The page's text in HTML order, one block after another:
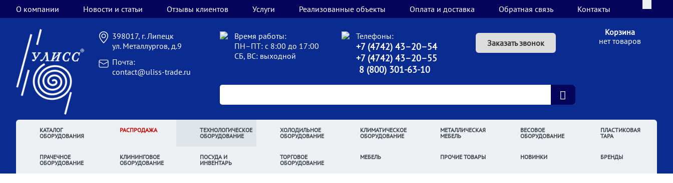
О компании Новости и статьи Отзывы клиентов Услуги Реализованные объекты Оплата и доставка Обратная связь Контакты
398017, г. Липецк
ул. Металлургов, д.9
Почта:
contact@uliss-trade.ru
Время работы:
ПН–ПТ: с 8:00 до 17:00
СБ, ВС: выходной
Телефоны:
+7 (4742) 43–20–54
+7 (4742) 43–20–55
8 (800) 301-63-10
Заказать звонок
Корзина
нет товаров
КАТАЛОГ
ОБОРУДОВАНИЯ
РАСПРОДАЖА
ТЕХНОЛОГИЧЕСКОЕ
ОБОРУДОВАНИЕ
ХОЛОДИЛЬНОЕ
ОБОРУДОВАНИЕ
КЛИМАТИЧЕСКОЕ
ОБОРУДОВАНИЕ
МЕТАЛЛИЧЕСКАЯ
МЕБЕЛЬ
ВЕСОВОЕ
ОБОРУДОВАНИЕ
ПЛАСТИКОВАЯ
ТАРА
ПРАЧЕЧНОЕ
ОБОРУДОВАНИЕ
КЛИНИНГОВОЕ
ОБОРУДОВАНИЕ
ПОСУДА И
ИНВЕНТАРЬ
ТОРГОВОЕ
ОБОРУДОВАНИЕ
МЕБЕЛЬ ПРОЧИЕ ТОВАРЫ НОВИНКИ БРЕНДЫ